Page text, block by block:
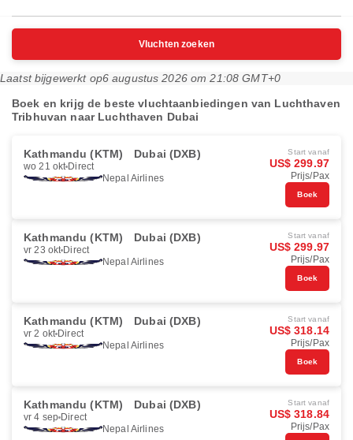
Vluchten zoeken
Laatst bijgewerkt op6 augustus 2026 om 21:08 GMT+0
Boek en krijg de beste vluchtaanbiedingen van Luchthaven
Tribhuvan naar Luchthaven Dubai
Kathmandu (KTM) Dubai (DXB)
wo 21 okt Direct
Nepal Airlines
Start vanaf
US$ 299.97
Prijs/Pax
Boek
Kathmandu (KTM) Dubai (DXB)
vr 23 okt Direct
Nepal Airlines
Start vanaf
US$ 299.97
Prijs/Pax
Boek
Kathmandu (KTM) Dubai (DXB)
vr 2 okt Direct
Nepal Airlines
Start vanaf
US$ 318.14
Prijs/Pax
Boek
Kathmandu (KTM) Dubai (DXB)
vr 4 sep Direct
Nepal Airlines
Start vanaf
US$ 318.84
Prijs/Pax